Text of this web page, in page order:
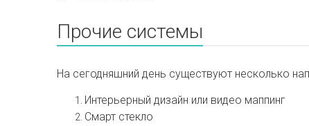
Прочие системы
На сегодняшний день существуют несколько
Интерьерный дизайн или видео маппинг
Смарт стекло